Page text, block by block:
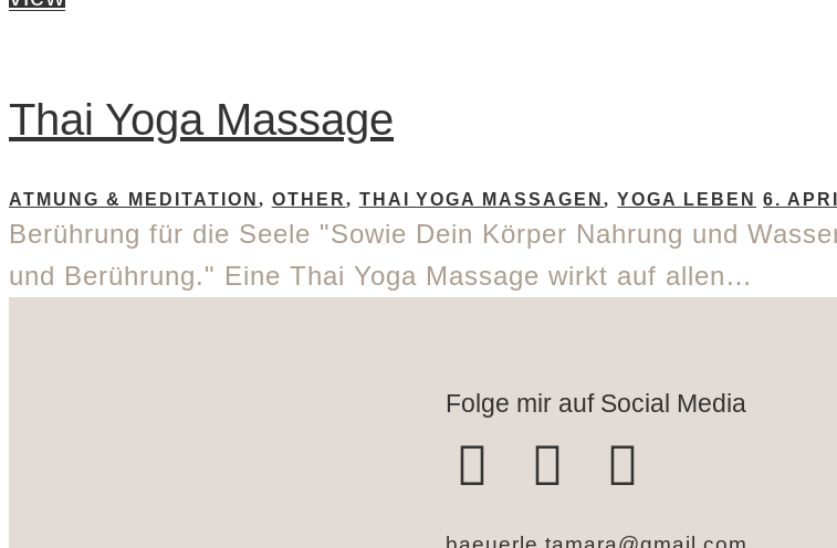
Thai Yoga Massage
ATMUNG & MEDITATION , OTHER, THAI YOGA MASSAGEN,YOGA LEBEN 6.
Berührung für die Seele "Sowie Dein Körper Nahrung und
und Berührung." Eine Thai Yoga Massage wirkt auf allen…
Folge mir auf Social Media